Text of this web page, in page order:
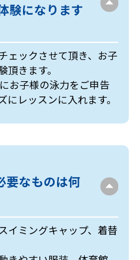
験になります
ェックさせて頂き、お子
きます。
お子様の泳力をご申告
レッスンに入れます。
要なものは何
イミングキャップ、着替